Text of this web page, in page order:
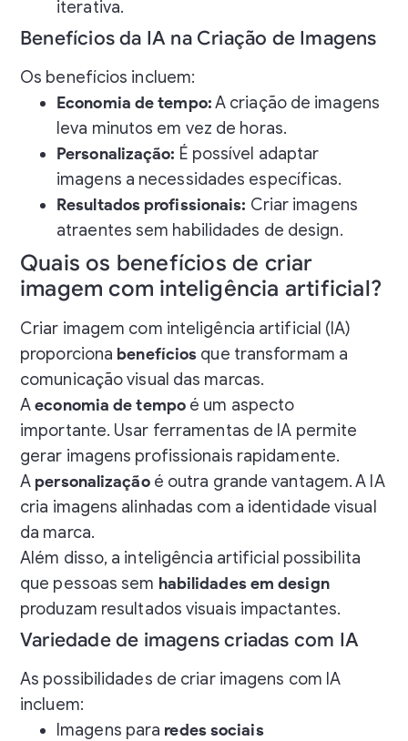
iterativa.
Benefícios da IA na Criação de Imagens
Os benefícios incluem:
Economia de tempo:A criação de imagens
leva minutos em vez de horas.
Personalização: É possível adaptar
imagens a necessidades específicas.
Resultados profissionais: Criar imagens
atraentes sem habilidades de design.
Quais os benefícios de criar
imagem com inteligência artificial?
Criar imagem com inteligência artificial (IA)
proporciona benefícios que transformam a
comunicação visual das marcas.
Aeconomia de tempoé um aspecto
importante. Usar ferramentas de IA permite
gerar imagens profissionais rapidamente.
A personalizaçãoé outra grande vantagem. A IA
cria imagens alinhadas com a identidade visual
da marca.
Além disso, a inteligência artificial possibilita
que pessoas sem habilidades em design
produzam resultados visuais impactantes.
Variedade de imagens criadas com IA
As possibilidades de criar imagens com IA
incluem:
Imagens para redes sociais